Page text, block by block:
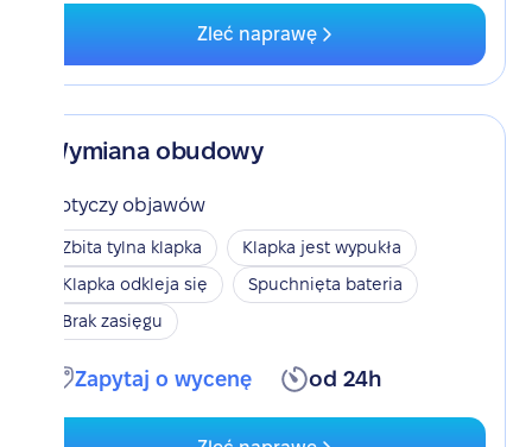
Zleć naprawę
Wymiana obudowy
Dotyczy objawów
Zbita tylna klapka
Klapka jest wypukła
Klapka odkleja się
Spuchnięta bateria
Brak zasięgu
Zapytaj o wycenę od 24h